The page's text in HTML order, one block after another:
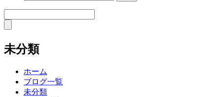
未分類
ホーム
ブログ一覧
未分類